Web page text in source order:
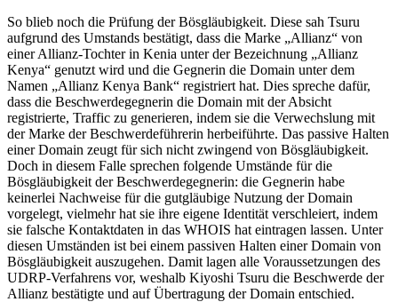
So blieb noch die Prüfung der Bösgläubigkeit. Diese sah Tsuru
aufgrund des Umstands bestätigt, dass die Marke „Allianz“ von
einer Allianz-Tochter in Kenia unter der Bezeichnung „Allianz
Kenya“ genutzt wird und die Gegnerin die Domain unter dem
Namen „Allianz Kenya Bank“ registriert hat. Dies spreche dafür,
dass die Beschwerdegegnerin die Domain mit der Absicht
registrierte, Traffic zu generieren, indem sie die Verwechslung mit
der Marke der Beschwerdeführerin herbeiführte. Das passive Halten
einer Domain zeugt für sich nicht zwingend von Bösgläubigkeit.
Doch in diesem Falle sprechen folgende Umstände für die
Bösgläubigkeit der Beschwerdegegnerin: die Gegnerin habe
keinerlei Nachweise für die gutgläubige Nutzung der Domain
vorgelegt, vielmehr hat sie ihre eigene Identität verschleiert, indem
sie falsche Kontaktdaten in das WHOIS hat eintragen lassen. Unter
diesen Umständen ist bei einem passiven Halten einer Domain von
Bösgläubigkeit auszugehen. Damit lagen alle Voraussetzungen des
UDRP-Verfahrens vor, weshalb Kiyoshi Tsuru die Beschwerde der
Allianz bestätigte und auf Übertragung der Domain entschied.